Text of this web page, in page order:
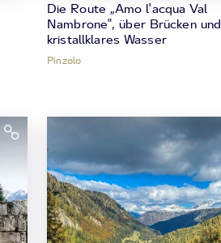
Die Route „Amo l'acqua Val
Nambrone", über Brücken und
kristallklares Wasser
Pinzolo